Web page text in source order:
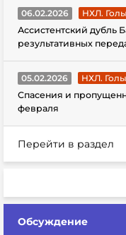
06.02.2026
НХЛ.
Ассистентский дубль
результативных
05.02.2026
НХЛ.
Спасения и
февраля
Перейти в раздел
Обсуждение